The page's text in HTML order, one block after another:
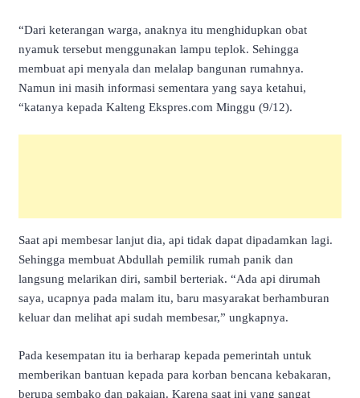
“Dari keterangan warga, anaknya itu menghidupkan obat
nyamuk tersebut menggunakan lampu teplok. Sehingga
membuat api menyala dan melalap bangunan rumahnya.
Namun ini masih informasi sementara yang saya ketahui,
“katanya kepada Kalteng Ekspres.com Minggu (9/12).
Saat api membesar lanjut dia, api tidak dapat dipadamkan lagi.
Sehingga membuat Abdullah pemilik rumah panik dan
langsung melarikan diri, sambil berteriak. “Ada api dirumah
saya, ucapnya pada malam itu, baru masyarakat berhamburan
keluar dan melihat api sudah membesar,” ungkapnya.
Pada kesempatan itu ia berharap kepada pemerintah untuk
memberikan bantuan kepada para korban bencana kebakaran,
berupa sembako dan pakaian. Karena saat ini yang sangat